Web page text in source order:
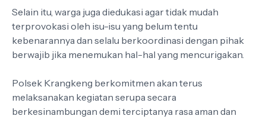
Selain itu, warga juga diedukasi agar tidak mudah
terprovokasi oleh isu-isu yang belum tentu
kebenarannya dan selalu berkoordinasi dengan pihak
berwajib jika menemukan hal-hal yang mencurigakan.
Polsek Krangkeng berkomitmen akan terus
melaksanakan kegiatan serupa secara
berkesinambungan demi terciptanya rasa aman dan